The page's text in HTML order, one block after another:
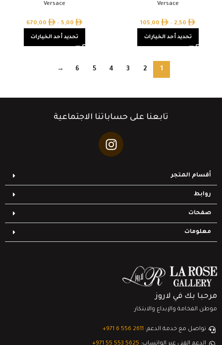
Versace
2,50
–
105,00
تحديد أحد الخيارات
Versace
5,00
–
670,00
تحديد أحد الخيارات
1
2
3
4
5
6
→
تابعنا على حساباتنا الاجتماعية
أقسام المتجر
روابط
صفحات
معلومات
مرحبا بك في لاروز
موطن الفخامة والإبداع والابتكار
تواصل مع خدمة الدعم: ‎+971 6 556 2611
الدعم الفني عبر الواتساب: ‎+971 55 553 5625